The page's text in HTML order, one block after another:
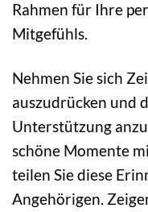
Rahmen für Ihre
Mitgefühls.
Nehmen Sie sich
auszudrücken und
Unterstützung
schöne Momente
teilen Sie diese
Angehörigen.